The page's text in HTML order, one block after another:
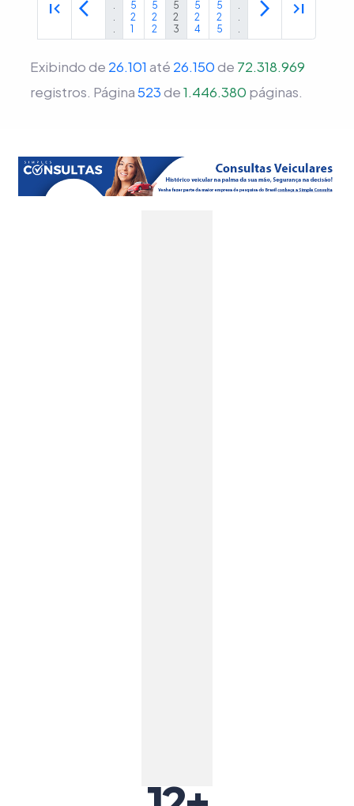
first_page arrow_back_ios
.
.
.
5
2
1
5
2
2
5
2
3
5
2
4
5
2
5
.
.
.
arrow_forward_ios last_page
Exibindo de 26.101 até 26.150de 72.318.969
registros. Página523de1.446.380 páginas.